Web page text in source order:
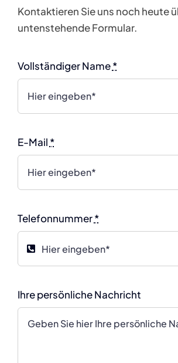
Kontaktieren Sie uns noch heute
untenstehende Formular.
Vollständiger Name*
E-Mail *
Telefonnummer*
Ihre persönliche Nachricht